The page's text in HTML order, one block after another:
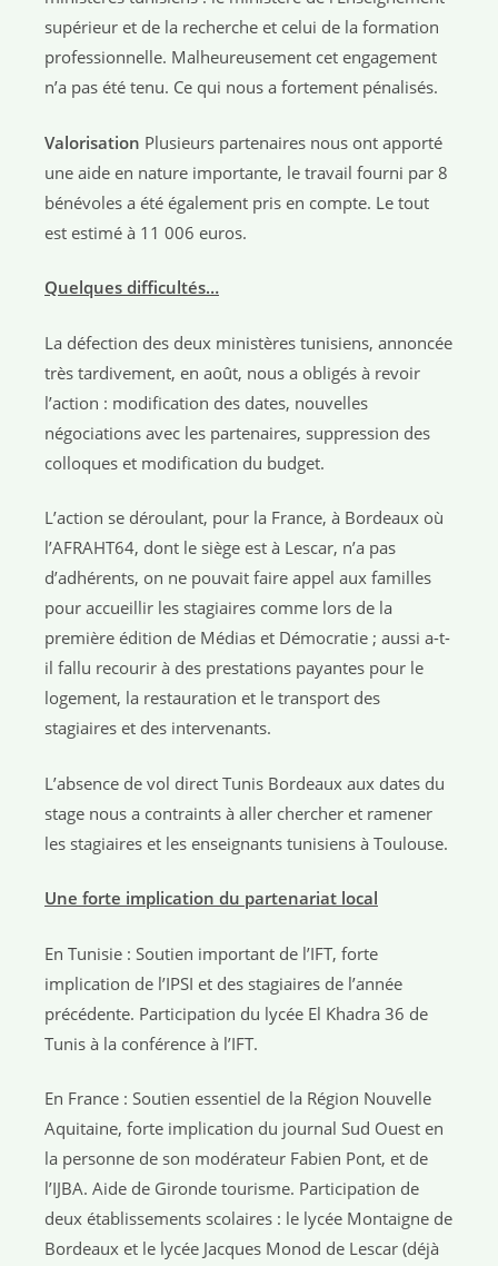
supérieur et de la recherche et celui de la formation
professionnelle. Malheureusement cet engagement
n’a pas été tenu. Ce qui nous a fortement pénalisés.
Valorisation Plusieurs partenaires nous ont apporté
une aide en nature importante, le travail fourni par 8
bénévoles a été également pris en compte. Le tout
est estimé à 11 006 euros.
Quelques difficultés…
La défection des deux ministères tunisiens, annoncée
très tardivement, en août, nous a obligés à revoir
l’action : modification des dates, nouvelles
négociations avec les partenaires, suppression des
colloques et modification du budget.
L’action se déroulant, pour la France, à Bordeaux où
l’AFRAHT64, dont le siège est à Lescar, n’a pas
d’adhérents, on ne pouvait faire appel aux familles
pour accueillir les stagiaires comme lors de la
première édition de Médias et Démocratie ; aussi a-t-
il fallu recourir à des prestations payantes pour le
logement, la restauration et le transport des
stagiaires et des intervenants.
L’absence de vol direct Tunis Bordeaux aux dates du
stage nous a contraints à aller chercher et ramener
les stagiaires et les enseignants tunisiens à Toulouse.
Une forte implication du partenariat local
En Tunisie : Soutien important de l’IFT, forte
implication de l’IPSI et des stagiaires de l’année
précédente. Participation du lycée El Khadra 36 de
Tunis à la conférence à l’IFT.
En France : Soutien essentiel de la Région Nouvelle
Aquitaine, forte implication du journal Sud Ouest en
la personne de son modérateur Fabien Pont, et de
l’IJBA. Aide de Gironde tourisme. Participation de
deux établissements scolaires : le lycée Montaigne de
Bordeaux et le lycée Jacques Monod de Lescar (déjà